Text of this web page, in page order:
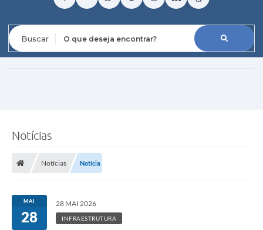
Notícias
Notícias Notícia
MAI
28
28 MAI 2026
INFRAESTRUTURA